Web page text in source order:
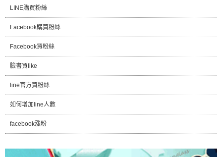
LINE購買粉絲
Facebook購買粉絲
Facebook買粉絲
臉書買like
line官方買粉絲
如何增加line人數
facebook涨粉